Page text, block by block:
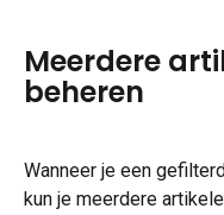
Meerdere
beheren
Wanneer je een
kun je meerdere